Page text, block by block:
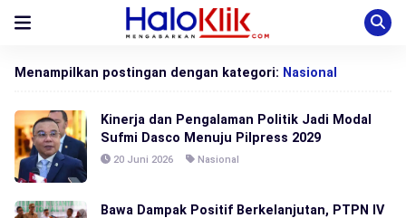
Menampilkan postingan dengan kategori: Nasional
Kinerja dan Pengalaman Politik Jadi Modal
Sufmi Dasco Menuju Pilpress 2029
20 Juni 2026 Nasional
Bawa Dampak Positif Berkelanjutan, PTPN IV